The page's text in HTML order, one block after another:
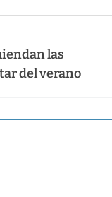
las
del verano